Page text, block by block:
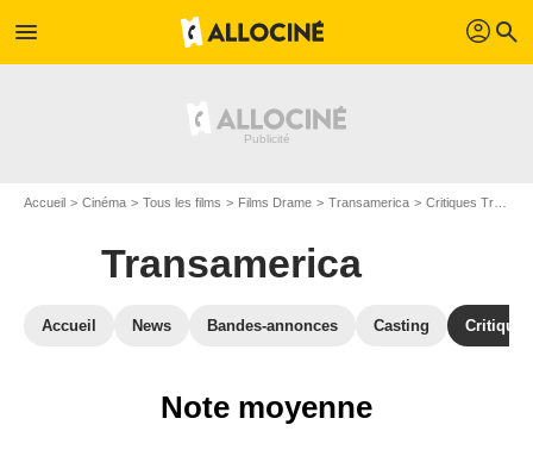
menu profil search
Accueil Cinéma Tous les films Films Drame Transamerica Critiques Transamerica
Transamerica
Accueil News Bandes-annonces Casting
Note moyenne